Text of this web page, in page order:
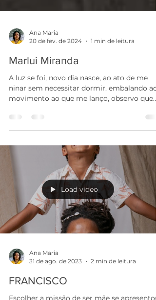
Ana Maria
20 de fev. de 2024
1 min de leitura
Marlui Miranda
A luz se foi, novo dia nasce, ao ato de me
ninar sem necessitar dormir. embalando ao
Load video
Ana Maria